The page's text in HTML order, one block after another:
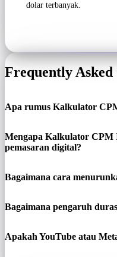
dolar terbanyak.
Frequently Asked
Apa rumus Kalkulator
Mengapa Kalkulator
pemasaran digital?
Bagaimana cara
Bagaimana pengaruh
Apakah YouTube atau